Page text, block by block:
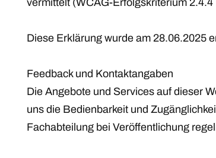
vermittelt (WCAG-Erfolgskriterium 2.4.4
Diese Erklärung wurde am 28.06.2025
Feedback und Kontaktangaben
Die Angebote und Services auf dieser
uns die Bedienbarkeit und
Fachabteilung bei Veröffentlichung